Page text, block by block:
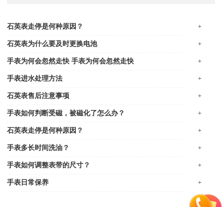
石英表走停是何种原因？ +
石英表为什么要及时更换电池 +
手表为何会忽然走快 手表为何会忽然走快 +
手表进水处理方法 +
石英表售后注意事项 +
手表如何判断受磁，被磁化了怎么办？ +
石英表走停是何种原因？ +
手表多长时间洗油？ +
手表如何调整表带的尺寸？ +
手表日常保养 +